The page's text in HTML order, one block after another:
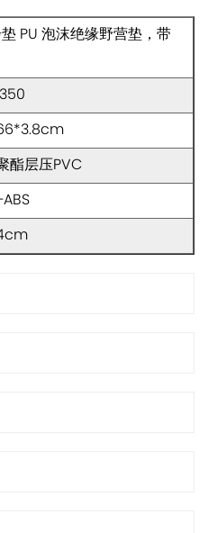
PU 泡沫绝缘野营垫，带
酯层压PVC